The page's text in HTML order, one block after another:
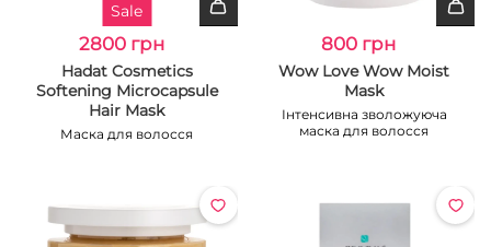
Sale
2800 грн
Hadat Cosmetics
Softening Microcapsule
Hair Mask
Маска для волосся
800 грн
Wow Love Wow Moist
Mask
Інтенсивна зволожуюча
маска для волосся